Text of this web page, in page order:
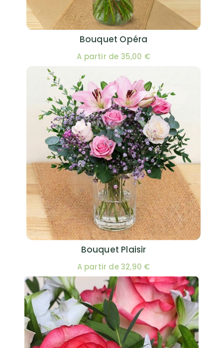
Bouquet Opéra
A partir de 35,00 €
Bouquet Plaisir
A partir de 32,90 €